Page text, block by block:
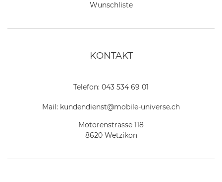
Wunschliste
KONTAKT
Telefon: 043 534 69 01
Mail: kundendienst@mobile-universe.ch
Motorenstrasse 118
8620 Wetzikon